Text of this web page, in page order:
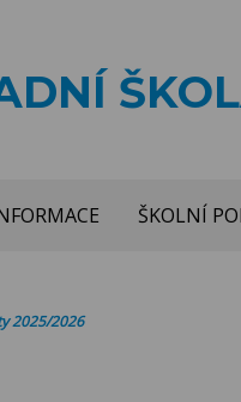
ŠKOLNÍ
2025/2026